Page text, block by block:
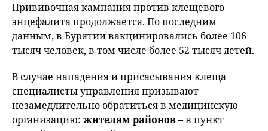
Прививочная кампания против клещевого
энцефалита продолжается. По последним
данным, в Бурятии вакцинировались более 106
тысяч человек, в том числе более 52 тысяч детей.
В случае нападения и присасывания клеща
специалисты управления призывают
незамедлительно обратиться в медицинскую
организацию: жителям районов– в пункт